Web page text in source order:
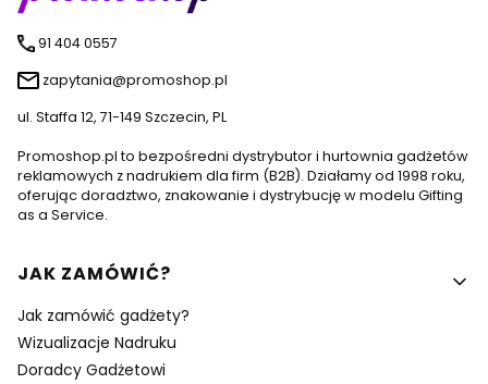
91 404 0557
zapytania@promoshop.pl
ul. Staffa 12, 71-149 Szczecin, PL
Promoshop.pl to bezpośredni dystrybutor i hurtownia gadżetów
reklamowych z nadrukiem dla firm (B2B). Działamy od 1998 roku,
oferując doradztwo, znakowanie i dystrybucję w modelu Gifting
as a Service.
Linki w stopce
JAK ZAMÓWIĆ?
Jak zamówić gadżety?
Wizualizacje Nadruku
Doradcy Gadżetowi